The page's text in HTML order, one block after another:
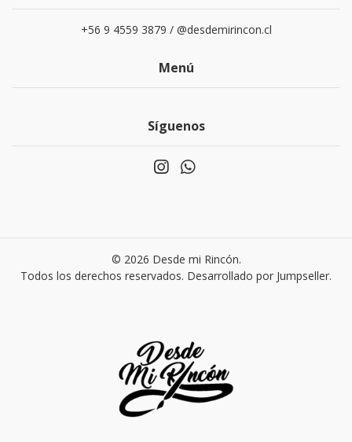
+56 9 4559 3879 / @desdemirincon.cl
Menú
Síguenos
© 2026 Desde mi Rincón.
Todos los derechos reservados. Desarrollado por Jumpseller.